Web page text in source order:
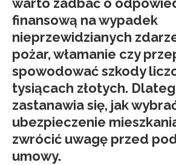
warto zadbać o
finansową na wypadek
nieprzewidzianych
pożar, włamanie czy
spowodować szkody
tysiącach złotych.
zastanawia się, jak
ubezpieczenie
zwrócić uwagę przed
umowy.